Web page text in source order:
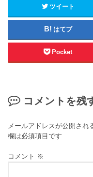
ツイート
はてブ
Pocket
コメントを残
メールアドレスが公開され
欄は必須項目です
コメント ※